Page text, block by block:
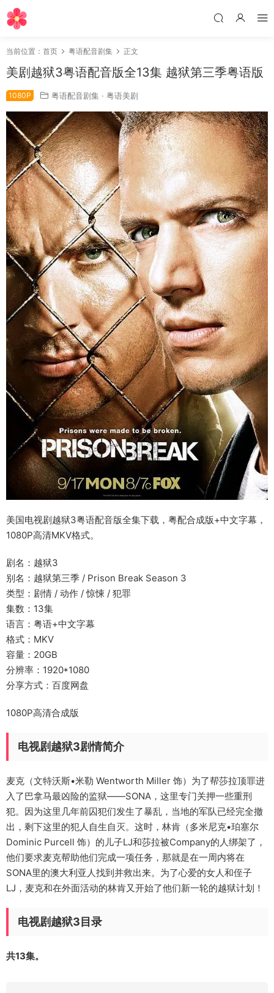
当前位置： 首页 粤语配音剧集 正文
美剧越狱3粤语配音版全13集 越狱第三季粤语版
1080P 粤语配音剧集 · 粤语美剧
美国电视剧越狱3粤语配音版全集下载，粤配合成版+中文字幕，
1080P高清MKV格式。
剧名：越狱3
别名：越狱第三季 / Prison Break Season 3
类型：剧情 / 动作 / 惊悚 / 犯罪
集数：13集
语言：粤语+中文字幕
格式：MKV
容量：20GB
分辨率：1920*1080
分享方式：百度网盘
1080P高清合成版
电视剧越狱3剧情简介
麦克（文特沃斯•米勒 Wentworth Miller 饰）为了帮莎拉顶罪进
入了巴拿马最凶险的监狱——SONA，这里专门关押一些重刑
犯。因为这里几年前囚犯们发生了暴乱，当地的军队已经完全撤
出，剩下这里的犯人自生自灭。这时，林肯（多米尼克•珀塞尔
Dominic Purcell 饰）的儿子LJ和莎拉被Company的人绑架了，
他们要求麦克帮助他们完成一项任务，那就是在一周内将在
SONA里的澳大利亚人找到并救出来。为了心爱的女人和侄子
LJ，麦克和在外面活动的林肯又开始了他们新一轮的越狱计划！
电视剧越狱3目录
共13集。